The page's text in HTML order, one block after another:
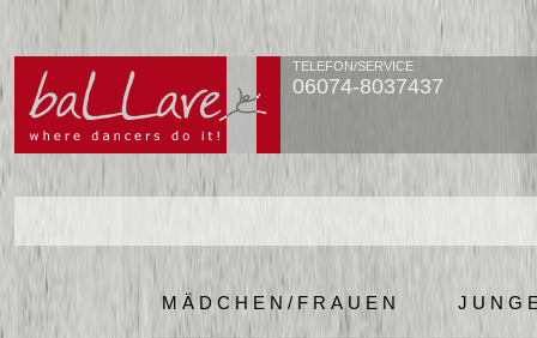
TELEFON/SERVICE
06074-8037437
MÄDCHEN/FRAUEN